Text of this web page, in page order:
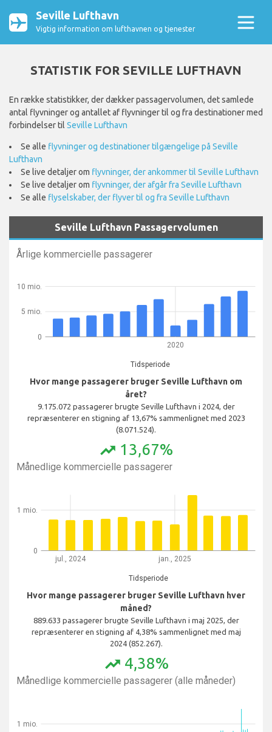
Seville Lufthavn
Vigtig information om lufthavnen og tjenester
STATISTIK FOR SEVILLE LUFTHAVN
En række statistikker, der dækker passagervolumen, det samlede
antal flyvninger og antallet af flyvninger til og fra destinationer med
forbindelser til Seville Lufthavn
Se alle flyvninger og destinationer tilgængelige på Seville
Lufthavn
Se live detaljer om flyvninger, der ankommer til Seville Lufthavn
Se live detaljer om flyvninger, der afgår fra Seville Lufthavn
Se alle flyselskaber, der flyver til og fra Seville Lufthavn
Seville Lufthavn Passagervolumen
Årlige kommercielle passagerer
2020
Tidsperiode
0
5 mio.
10 mio.
Hvor mange passagerer bruger Seville Lufthavn om
året?
9.175.072 passagerer brugte Seville Lufthavn i 2024, der
repræsenterer en stigning af 13,67% sammenlignet med 2023
(8.071.524).
trending_up 13,67%
Månedlige kommercielle passagerer
jul., 2024 jan., 2025
Tidsperiode
0
1 mio.
Hvor mange passagerer bruger Seville Lufthavn hver
måned?
889.633 passagerer brugte Seville Lufthavn i maj 2025, der
repræsenterer en stigning af 4,38% sammenlignet med maj
2024 (852.267).
trending_up 4,38%
Månedlige kommercielle passagerer (alle måneder)
1 mio.